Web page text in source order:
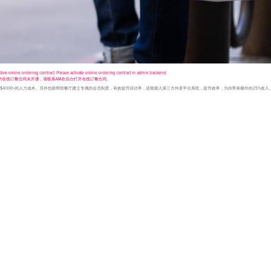
online ordering contract. Please activate online ordering contract in admin backend.
在线订餐合同未开通，请联系AM在后台打开在线订餐合同。
的人力成本。另外也能帮助餐厅建立专属的会员制度，有效提升回访率，还能接入第三方外卖平台系统，提升效率，为你带来额外的25%收入。